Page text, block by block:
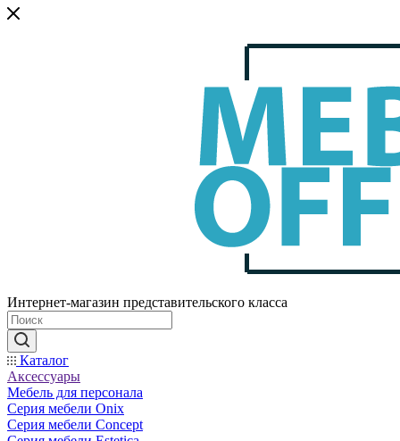
Интернет-магазин представительского класса
Каталог
Аксессуары
Мебель для персонала
Серия мебели Onix
Серия мебели Concept